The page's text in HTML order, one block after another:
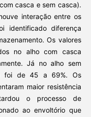
casca e sem casca).
interação entre os
identificado diferença
Os valores
no alho com casca
Já no alho sem
foi de 45 a 69%. Os
maior resistência
o processo de
ao envoltório que